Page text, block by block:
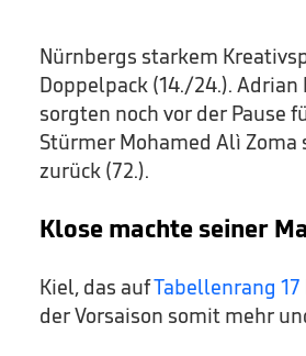
Nürnbergs starkem
Doppelpack (14./24.).
sorgten noch vor der Pause
Stürmer Mohamed Alì
zurück (72.).
Klose machte seiner
Kiel, das aufTabellenrang 17
der Vorsaison somit mehr